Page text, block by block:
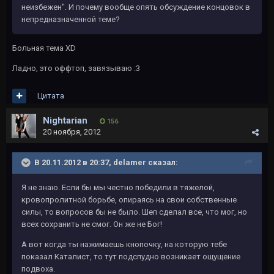
неизбежен". И почему вообще опять обсуждение концовок в
непредназначенной теме?
Больная тема XD
Ладно, это оффтоп, завязываю :3
Цитата
Nightarian 156
20 ноября, 2012
В 20.11.2012 в 20:37, delamer сказал:
Я не знаю. Если бы мы честно победили в тяжелой,
кровопролитной борьбе, опираясь на свои собственные
силы, то вопросов бы не было. Шеп сделал все, что мог, но
всех сохранить не смог. Он же не Бог!
А вот когда ты нажимаешь кнопочку, на которую тебе
показал Каталист, то тут подспудно возникает ощущение
подвоха.